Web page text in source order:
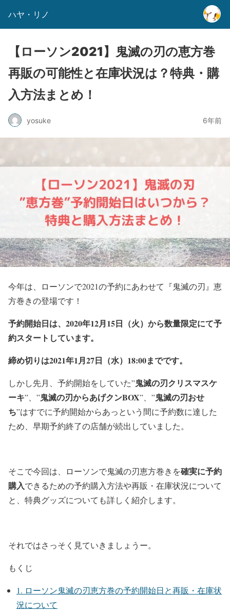
ハヤ・リノ
【ローソン2021】鬼滅の刃の恵方巻
再販の可能性と在庫状況は？特典・購
入方法まとめ！
yosuke 6年前
今年は、ローソンで2021の予約にあわせて『鬼滅の刃』恵
方巻きの登場です！
予約開始日は、2020年12月15日（火）から数量限定にて予
約スタートしています。
締め切りは2021年1月27日（水）18:00までです。
しかし先月、予約開始をしていた”鬼滅の刃クリスマスケ
ーキ”、”鬼滅の刃からあげクンBOX”、”鬼滅の刃おせ
ち”はすでに予約開始からあっという間に予約数に達した
ため、早期予約終了の店舗が続出 していました。
そこで今回は、ローソンで鬼滅の刃恵方巻きを確実に予約
購入できるための予約購入方法や再販・在庫状況について
と、特典グッズについても詳しく紹介します。
それではさっそく見ていきましょうー。
もくじ
1. ローソン鬼滅の刃恵方巻の予約開始日と再販・在庫状
況について